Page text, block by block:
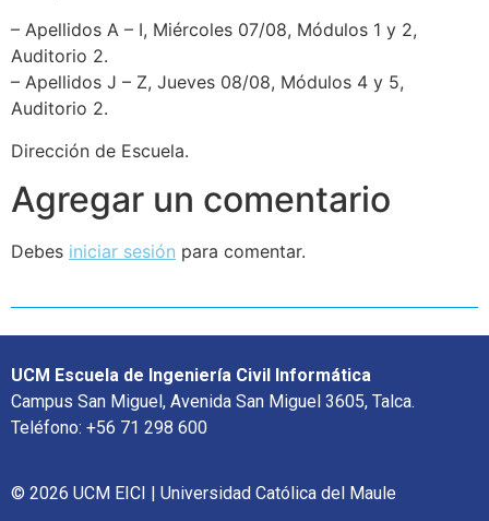
– Apellidos A – I, Miércoles 07/08, Módulos 1 y 2,
Auditorio 2.
– Apellidos J – Z, Jueves 08/08, Módulos 4 y 5,
Auditorio 2.
Dirección de Escuela.
Agregar un comentario
Debes iniciar sesión para comentar.
UCM Escuela de Ingeniería Civil Informática
Campus San Miguel, Avenida San Miguel 3605, Talca.
Teléfono: +56 71 298 600
© 2026 UCM EICI | Universidad Católica del Maule